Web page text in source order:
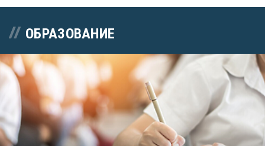
ОБРАЗОВАНИЕ